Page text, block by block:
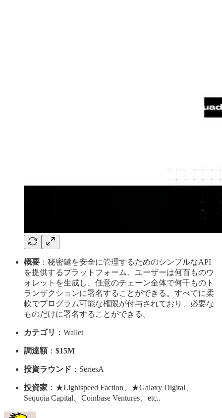
概要 ：秘密鍵を安全に管理するためのシンプルなAPI
を提供するプラットフォーム。ユーザーは何百ものウ
ォレットを生成し、任意のチェーン全体で何千ものト
ランザクションに署名することができる。すべてに柔
軟でプログラム可能な権限が付与されており、必要な
ものだけに署名することができる。
カテゴリ ：Wallet
調達額： $15M
投資ラウンド ：SeriesA
投資家 ：★Lightspeed Faction、★Galaxy Digital、
Sequoia Capital、Coinbase Ventures、etc..